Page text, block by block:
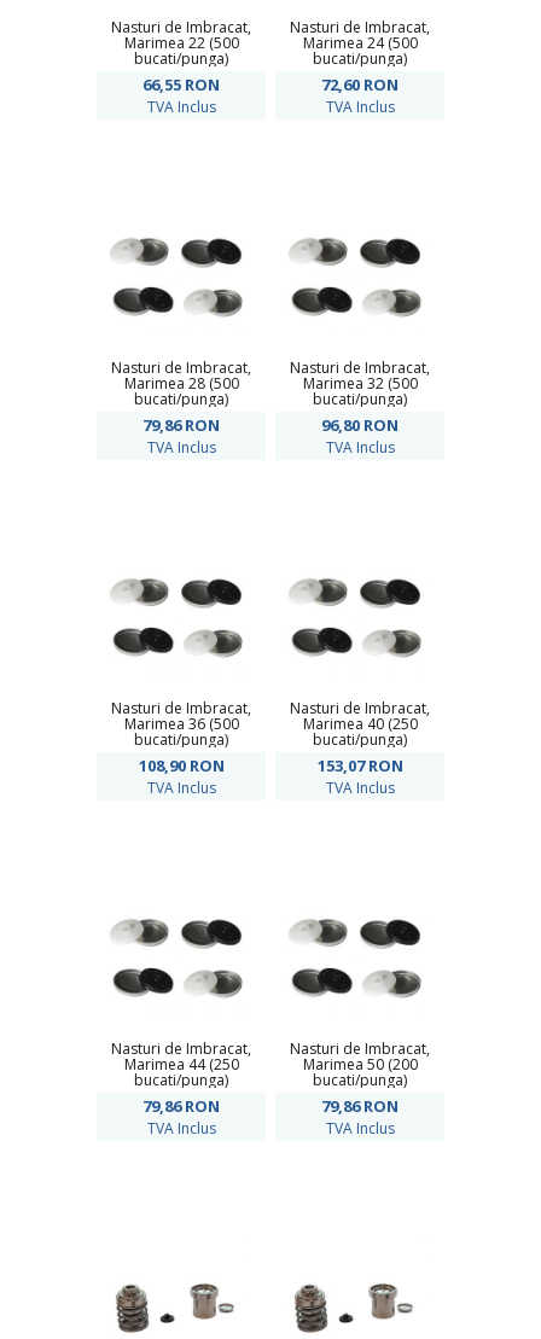
Nasturi de Imbracat,
Marimea 22 (500
bucati/punga)
66,55 RON
TVA Inclus
Nasturi de Imbracat,
Marimea 24 (500
bucati/punga)
72,60 RON
TVA Inclus
Nasturi de Imbracat,
Marimea 28 (500
bucati/punga)
79,86RON
TVA Inclus
Nasturi de Imbracat,
Marimea 32 (500
bucati/punga)
96,80 RON
TVA Inclus
Nasturi de Imbracat,
Marimea 36 (500
bucati/punga)
108,90 RON
TVA Inclus
Nasturi de Imbracat,
Marimea 40 (250
bucati/punga)
153,07RON
TVA Inclus
Nasturi de Imbracat,
Marimea 44 (250
bucati/punga)
79,86RON
TVA Inclus
Nasturi de Imbracat,
Marimea 50 (200
bucati/punga)
79,86RON
TVA Inclus